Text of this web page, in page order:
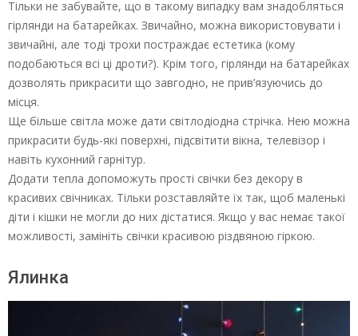
Тільки не забувайте, що в такому випадку вам знадобляться
гірлянди на батарейках. Звичайно, можна використовувати і
звичайні, але тоді трохи постраждає естетика (кому
подобаються всі ці дроти?). Крім того, гірлянди на батарейках
дозволять прикрасити що завгодно, не прив’язуючись до
місця.
Ще більше світла може дати світлодіодна стрічка. Нею можна
прикрасити будь-які поверхні, підсвітити вікна, телевізор і
навіть кухонний гарнітур.
Додати тепла допоможуть прості свічки без декору в
красивих свічниках. Тільки розставляйте їх так, щоб маленькі
діти і кішки не могли до них дістатися. Якщо у вас немає такої
можливості, замініть свічки красивою різдвяною гіркою.
Ялинка